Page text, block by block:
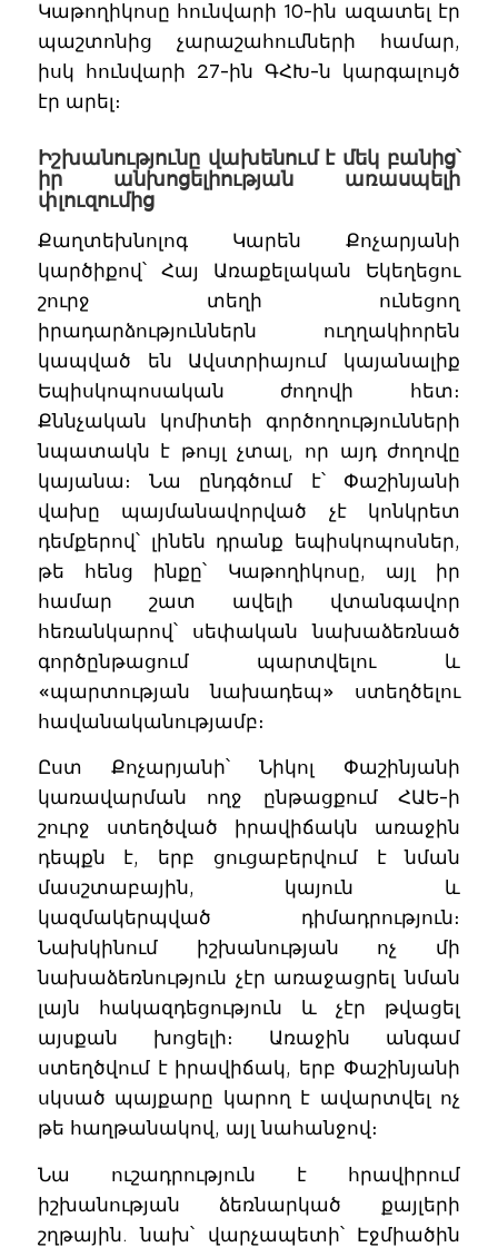
Կաթողիկոսը հունվարի 10-ին ազատել էր
պաշտոնից չարաշահումների համար,
իսկ հունվարի 27-ին ԳՀԽ-ն կարգալույծ
էր արել։
Իշխանությունը վախենում է մեկ բանից՝
իր անխոցելիության առասպելի
փլուզումից
Քաղտեխնոլոգ Կարեն Քոչարյանի
կարծիքով՝ Հայ Առաքելական Եկեղեցու
շուրջ տեղի ունեցող
իրադարձություններն ուղղակիորեն
կապված են Ավստրիայում կայանալիք
Եպիսկոպոսական ժողովի հետ։
Քննչական կոմիտեի գործողությունների
նպատակն է թույլ չտալ, որ այդ ժողովը
կայանա։ Նա ընդգծում է՝ Փաշինյանի
վախը պայմանավորված չէ կոնկրետ
դեմքերով՝ լինեն դրանք եպիսկոպոսներ,
թե հենց ինքը՝ Կաթողիկոսը, այլ իր
համար շատ ավելի վտանգավոր
հեռանկարով՝ սեփական նախաձեռնած
գործընթացում պարտվելու և
«պարտության նախադեպ» ստեղծելու
հավանականությամբ։
Ըստ Քոչարյանի՝ Նիկոլ Փաշինյանի
կառավարման ողջ ընթացքում ՀԱԵ-ի
շուրջ ստեղծված իրավիճակն առաջին
դեպքն է, երբ ցուցաբերվում է նման
մասշտաբային, կայուն և
կազմակերպված դիմադրություն։
Նախկինում իշխանության ոչ մի
նախաձեռնություն չէր առաջացրել նման
լայն հակազդեցություն և չէր թվացել
այսքան խոցելի։ Առաջին անգամ
ստեղծվում է իրավիճակ, երբ Փաշինյանի
սկսած պայքարը կարող է ավարտվել ոչ
թե հաղթանակով, այլ նահանջով։
Նա ուշադրություն է հրավիրում
իշխանության ձեռնարկած քայլերի
շղթային. նախ՝ վարչապետի՝ Էջմիածին